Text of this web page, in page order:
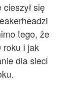
się
tego, że
roku i jak
dla sieci